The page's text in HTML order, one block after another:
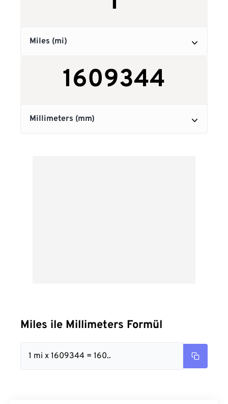
Miles ile Millimeters Formül
1 mi x 1609344 = 160..